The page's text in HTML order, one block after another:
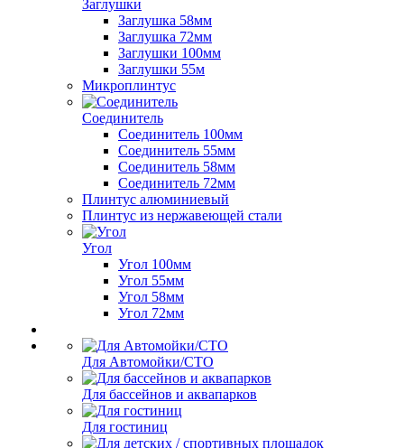
Заглушки
Заглушка 58мм
Заглушка 72мм
Заглушки 100мм
Заглушки 55м
Микроплинтус
Соединитель
Соединитель 100мм
Соединитель 55мм
Соединитель 58мм
Соединитель 72мм
Плинтус алюминиевый
Плинтус из нержавеющей стали
Угол
Угол 100мм
Угол 55мм
Угол 58мм
Угол 72мм
Для Автомойки/СТО
Для бассейнов и аквапарков
Для гостиниц